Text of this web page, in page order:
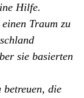
Hilfe.
Traum zu
sie basierten
betreuen, die